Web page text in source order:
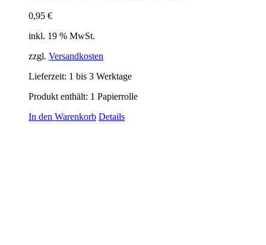
0,95 €
inkl. 19 % MwSt.
zzgl. Versandkosten
Lieferzeit: 1 bis 3 Werktage
Produkt enthält: 1 Papierrolle
In den Warenkorb Details